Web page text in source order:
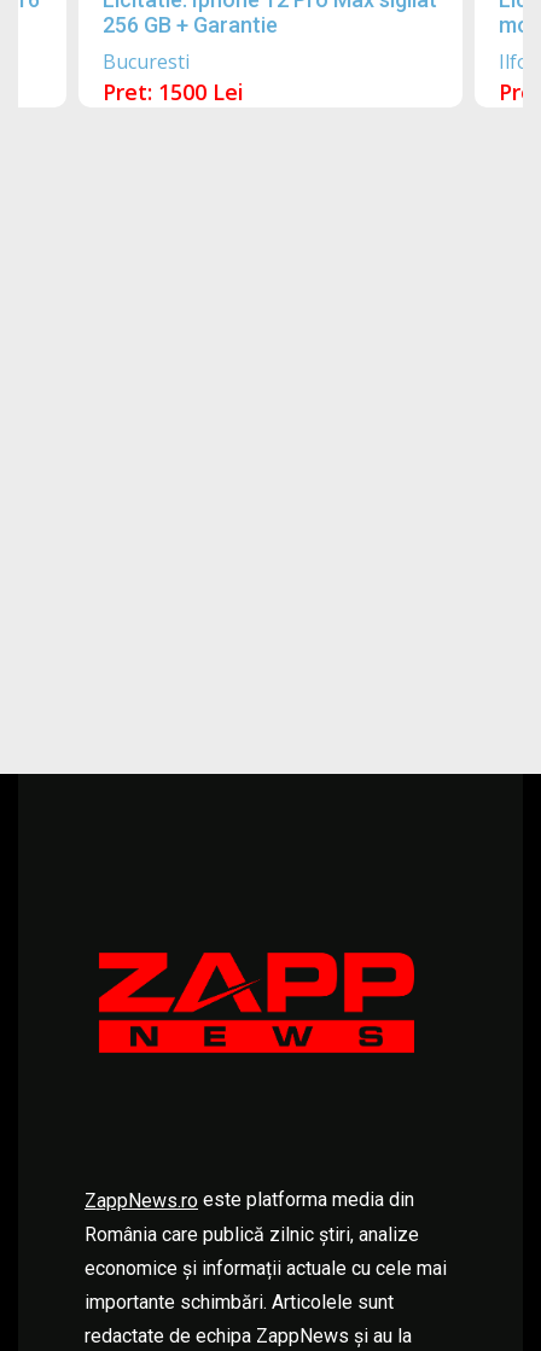
256 GB + Garantie
Bucuresti
Pret: 1500 Lei
Ilfov
ZappNews.ro este platforma media din
România care publică zilnic știri, analize
economice și informații actuale cu cele mai
importante schimbări. Articolele sunt
redactate de echipa ZappNews și au la